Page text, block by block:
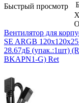
Быстрый просмотр
Вентилятор для
SE ARGB
28.67дБ (упак.:1шт)
BKAPN1-G) Ret